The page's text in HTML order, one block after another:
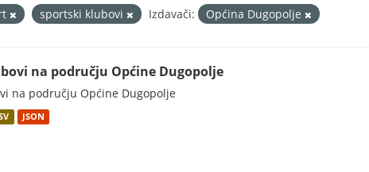
sportski klubovi Izdavači: Općina Dugopolje
na području Općine Dugopolje
na području Općine Dugopolje
JSON